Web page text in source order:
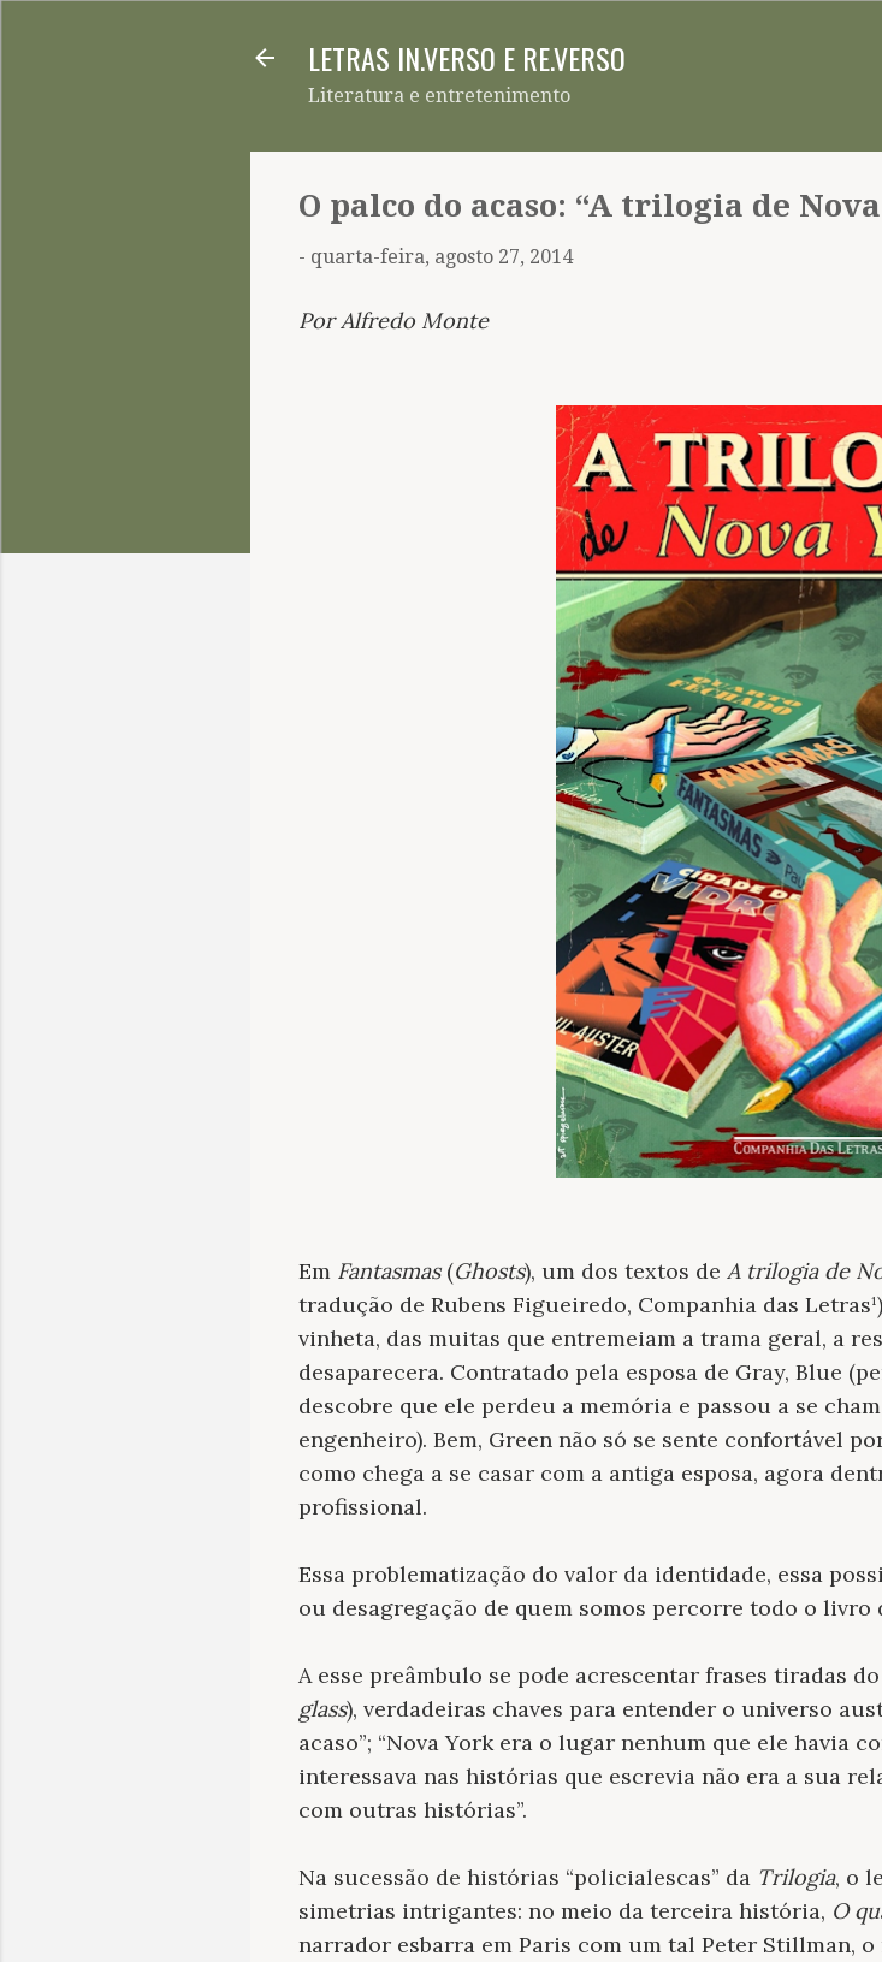
LETRAS IN.VERSO E RE.VERSO
Literatura e entretenimento
O palco do acaso: “A trilogia de
- quarta-feira, agosto 27, 2014
Por Alfredo Monte
Em Fantasmas(Ghosts), um dos textos de A trilogia de
tradução de Rubens Figueiredo, Companhia das
vinheta, das muitas que entremeiam a trama geral, a
desaparecera. Contratado pela esposa de Gray, Blue
descobre que ele perdeu a memória e passou a se
engenheiro). Bem, Green não só se sente confortável
como chega a se casar com a antiga esposa, agora
profissional.
Essa problematização do valor da identidade, essa
ou desagregação de quem somos percorre todo o livro
A esse preâmbulo se pode acrescentar frases tiradas
glass), verdadeiras chaves para entender o universo
acaso”; “Nova York era o lugar nenhum que ele havia
interessava nas histórias que escrevia não era a sua
com outras histórias”.
Na sucessão de histórias “policialescas” da Trilogia, o
simetrias intrigantes: no meio da terceira história, O
narrador esbarra em Paris com um tal Peter Stillman,